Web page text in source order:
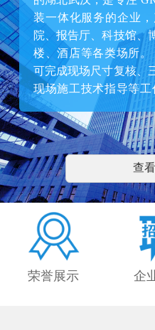
装一体化服务的企业
院、报告厅、科技馆、
楼、酒店等各类场所。
可完成现场尺寸复核、
现场施工技术指导等
责 CNC 数控加工、模
安装施工队伍，销售
准化管理体系，为合作
售后配套服务。 公司
M 建模技术、CNC 数
设备，提升模具数控自
查
荣誉展示 企